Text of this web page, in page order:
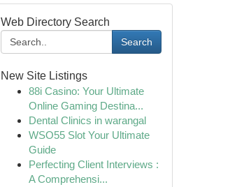
Web Directory Search
Search
New Site Listings
88i Casino: Your Ultimate
Online Gaming Destina...
Dental Clinics in warangal
WSO55 Slot Your Ultimate
Guide
Perfecting Client Interviews :
A Comprehensi...